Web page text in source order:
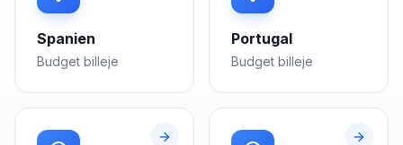
Spanien
Budget billeje
Portugal
Budget billeje